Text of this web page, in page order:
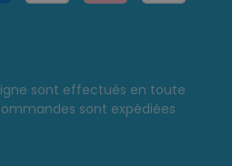
sont effectués en toute
sont expédiées